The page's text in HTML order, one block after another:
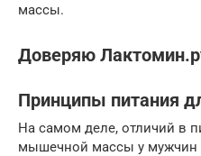
массы.
Доверяю
Принципы питания
На самом деле, отличий в
мышечной массы у мужчин